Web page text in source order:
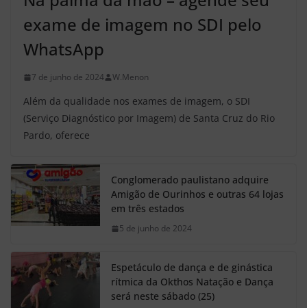
exame de imagem no SDI pelo
WhatsApp
7 de junho de 2024 W.Menon
Além da qualidade nos exames de imagem, o SDI
(Serviço Diagnóstico por Imagem) de Santa Cruz do Rio
Pardo, oferece
Conglomerado paulistano adquire
Amigão de Ourinhos e outras 64 lojas
em três estados
5 de junho de 2024
Espetáculo de dança e de ginástica
rítmica da Okthos Natação e Dança
será neste sábado (25)